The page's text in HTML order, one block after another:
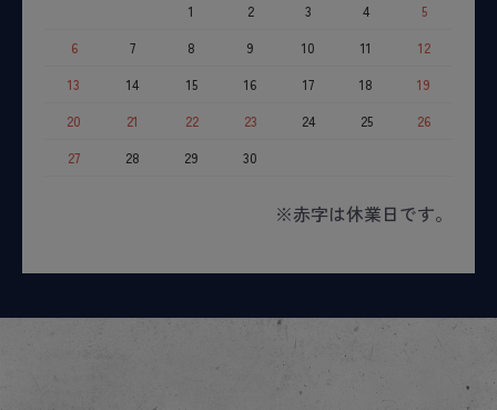
1
2 3 4
5
6
7 8 9 10 11
12
13
14 15 16 17 18
19
20
21 22 23 24 25
26
27
28 29 30
※赤字は休業日です。